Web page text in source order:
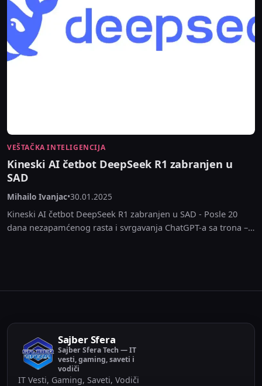
VEŠTAČKA INTELIGENCIJA
Kineski AI četbot DeepSeek R1 zabranjen u
SAD
Mihailo Ivanjac•30.01.2025
Kineski AI četbot DeepSeek R1 zabranjen u SAD - Posle 20
dana nezapamćenog rasta i svrgavanja ChatGPT-a sa trona –
Sajber Sfera
Sajber Sfera Tech — IT
vesti, gaming, saveti i
vodiči
IT Vesti, Gaming, Saveti, Vodiči